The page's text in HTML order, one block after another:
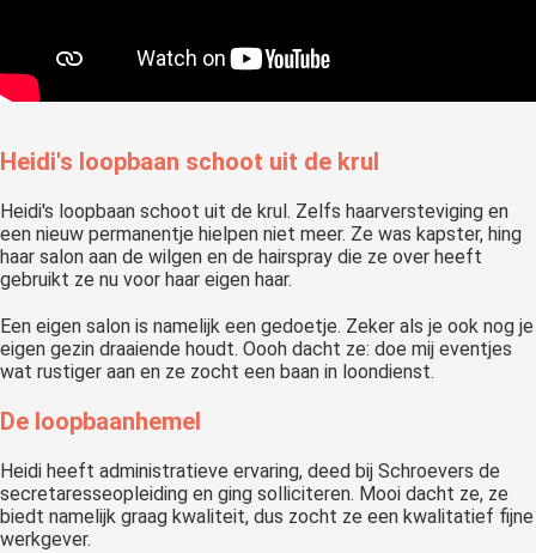
Heidi's loopbaan schoot uit de krul
Heidi's loopbaan schoot uit de krul. Zelfs haarversteviging en
een nieuw permanentje hielpen niet meer. Ze was kapster, hing
haar salon aan de wilgen en de hairspray die ze over heeft
gebruikt ze nu voor haar eigen haar.
Een eigen salon is namelijk een gedoetje. Zeker als je ook nog je
eigen gezin draaiende houdt. Oooh dacht ze: doe mij eventjes
wat rustiger aan en ze zocht een baan in loondienst.
De loopbaanhemel
Heidi heeft administratieve ervaring, deed bij Schroevers de
secretaresseopleiding en ging solliciteren. Mooi dacht ze, ze
biedt namelijk graag kwaliteit, dus zocht ze een kwalitatief fijne
werkgever.